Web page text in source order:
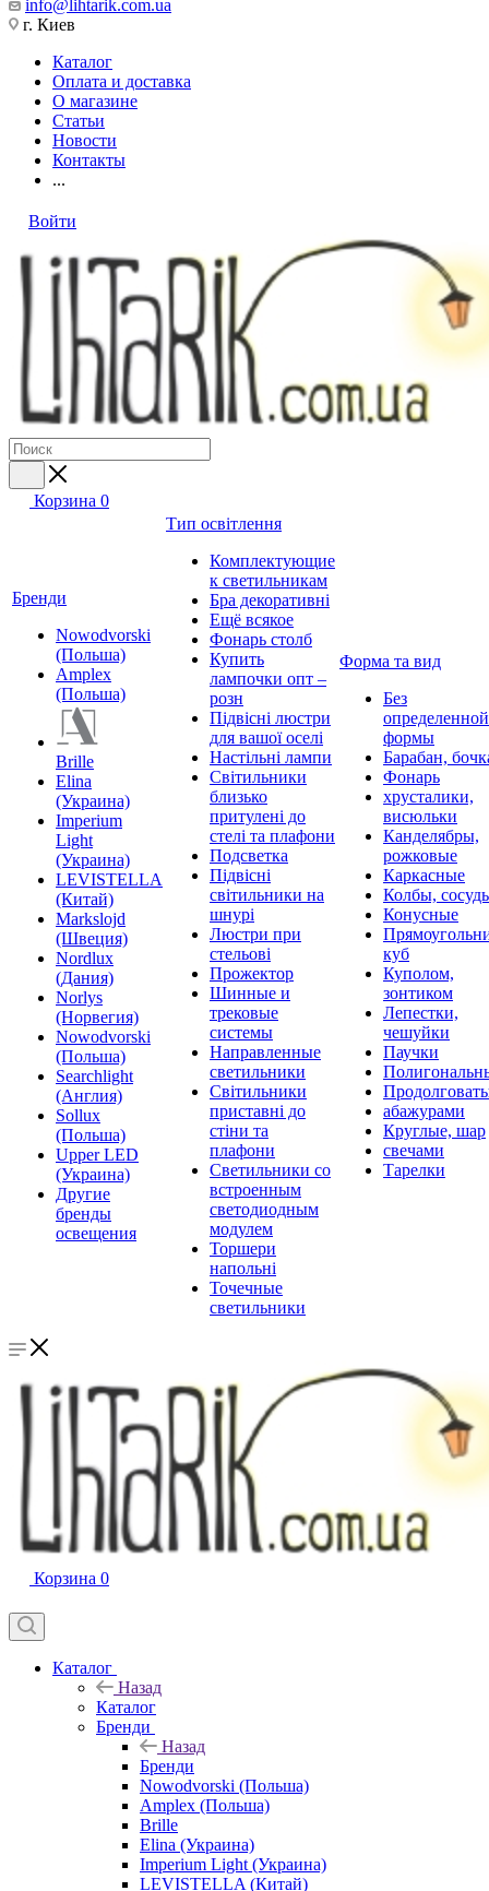
info@lihtarik.com.ua
г. Киев
Каталог
Оплата и доставка
О магазине
Статьи
Новости
Контакты
...
Войти
Корзина 0
Бренди
Nowodvorski
(Польша)
Amplex
(Польша)
Brille
Elina
(Украина)
Imperium
Light
(Украина)
LEVISTELLA
(Китай)
Markslojd
(Швеция)
Nordlux
(Дания)
Norlys
(Норвегия)
Nowodvorski
(Польша)
Searchlight
(Англия)
Sollux
(Польша)
Upper LED
(Украина)
Другие
бренды
освещения
Тип освітлення
Комплектующие
к светильникам
Бра декоративні
Ещё всякое
Фонарь столб
Купить
лампочки опт –
розн
Підвісні люстри
для вашої оселі
Настільні лампи
Світильники
близько
притулені до
стелі та плафони
Подсветка
Підвісні
світильники на
шнурі
Люстри при
стельові
Прожектор
Шинные и
трековые
системы
Направленные
светильники
Світильники
приставні до
стіни та
плафони
Светильники со
встроенным
светодиодным
модулем
Торшери
напольні
Точечные
светильники
Форма та вид
Без
определенной
формы
Барабан,
Фонарь
хрусталики,
висюльки
Канделябры,
рожковые
Каркасные
Колбы,
Конусные
куб
Куполом,
зонтиком
Лепестки,
чешуйки
Паучки
абажурами
Круглые, шар
свечами
Тарелки
Корзина 0
Каталог
Назад
Каталог
Бренди
Назад
Бренди
Nowodvorski (Польша)
Amplex (Польша)
Brille
Elina (Украина)
Imperium Light (Украина)
LEVISTELLA (Китай)